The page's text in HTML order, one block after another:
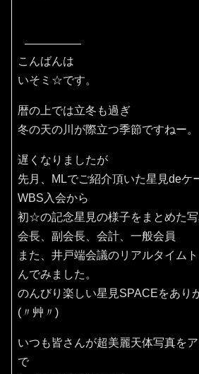
こんばんは
いそミ☆です。
暦の上では立冬も過ぎ
冬の天の川が際立つ季節ですねー。
遅くなりましたが
先月、MLでご紹介頂いた星見deケ
WBS入会から
初☆の記念星見の様子をまとめた写
会長、副会長、会計、一般会員
また、井戸端会議のリアルタイム
んでみました。
のんびり楽しい星見SPACEをあり
(〃艸〃)
いつも皆さんが超美麗天体写真を
で